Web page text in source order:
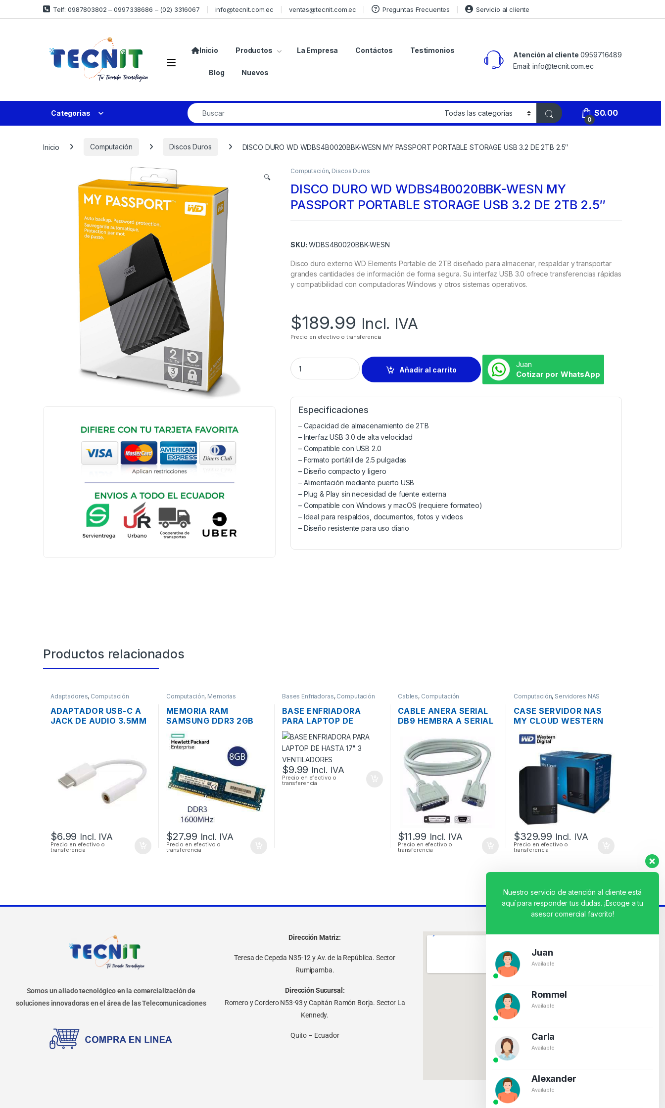
Telf: 0987803802 – 0997338686 – (02) 3316067 info@tecnit.com.ec ventas@tecnit.com.ec Preguntas Frecuentes Servicio al cliente
Inicio Productos La Empresa Contáctos Testimonios
Blog Nuevos
Atención al cliente 0959716489
Email: info@tecnit.com.ec
Categorias
0
$0.00
Inicio Computación Discos Duros DISCO DURO WD WDBS4B0020BBK-WESN MY PASSPORT PORTABLE STORAGE USB 3.2 DE 2TB 2.5″
🔍
Computación, Discos Duros
DISCO DURO WD WDBS4B0020BBK-WESN MY
PASSPORT PORTABLE STORAGE USB 3.2 DE 2TB 2.5″
SKU: WDBS4B0020BBK-WESN
Disco duro externo WD Elements Portable de 2TB diseñado para almacenar, respaldar y transportar
grandes cantidades de información de forma segura. Su interfaz USB 3.0 ofrece transferencias rápidas
y compatibilidad con computadoras Windows y otros sistemas operativos.
$189.99 Incl. IVA
Precio en efectivo o transferencia
Añadir al carrito
Juan
Cotizar por WhatsApp
Especificaciones
– Capacidad de almacenamiento de 2TB
– Interfaz USB 3.0 de alta velocidad
– Compatible con USB 2.0
– Formato portátil de 2.5 pulgadas
– Diseño compacto y ligero
– Alimentación mediante puerto USB
– Plug & Play sin necesidad de fuente externa
– Compatible con Windows y macOS (requiere formateo)
– Ideal para respaldos, documentos, fotos y videos
– Diseño resistente para uso diario
Productos relacionados
Adaptadores, Computación
ADAPTADOR USB-C A
JACK DE AUDIO 3.5MM
$6.99 Incl. IVA
Precio en efectivo o
transferencia
Computación, Memorias
MEMORIA RAM
SAMSUNG DDR3 2GB
PC3-12800 1600MHZ
PARA PC
$27.99 Incl. IVA
Precio en efectivo o
transferencia
Bases Enfriadoras, Computación
BASE ENFRIADORA
PARA LAPTOP DE
HASTA 17″ 3
VENTILADORES
$9.99 Incl. IVA
Precio en efectivo o
transferencia
Cables, Computación
CABLE ANERA SERIAL
DB9 HEMBRA A SERIAL
$11.99 Incl. IVA
Precio en efectivo o
transferencia
Computación, Servidores NAS
CASE SERVIDOR NAS
MY CLOUD WESTERN
CON USB 3.0 Y PUERTO
DE RED GIGABIT
$329.99 Incl. IVA
Precio en efectivo o
transferencia
Somos un aliado tecnológico en la comercialización de
soluciones innovadoras en el área de las Telecomunicaciones
Dirección Matriz:
Teresa de Cepeda N35-12 y Av. de la República. Sector
Rumipamba.
Dirección Sucursal:
Romero y Cordero N53-93 y Capitán Ramón Borja. Sector La
Kennedy.
Quito – Ecuador
Nuestro servicio de atención al cliente está
aquí para responder tus dudas. ¡Escoge a tu
asesor comercial favorito!
Juan
Available
Rommel
Available
Carla
Available
Alexander
Available